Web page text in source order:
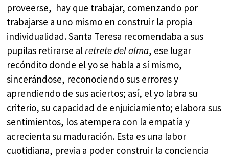
proveerse, hay que trabajar, comenzando por
trabajarse a uno mismo en construir la propia
individualidad. Santa Teresa recomendaba a sus
pupilas retirarse alretrete del alma, ese lugar
recóndito donde el yo se habla a sí mismo,
sincerándose, reconociendo sus errores y
aprendiendo de sus aciertos; así, el yo labra su
criterio, su capacidad de enjuiciamiento; elabora sus
sentimientos, los atempera con la empatía y
acrecienta su maduración. Esta es una labor
cuotidiana, previa a poder construir la conciencia